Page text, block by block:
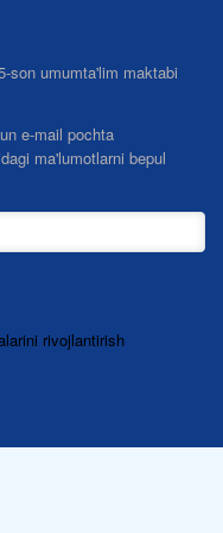
son umumta'lim maktabi
e-mail pochta
ma'lumotlarni bepul
rivojlantirish